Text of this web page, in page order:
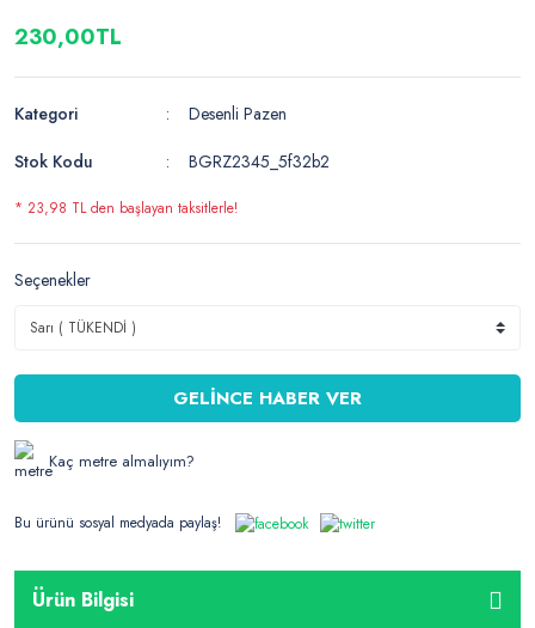
230,00TL
Kategori
Desenli Pazen
Stok Kodu
BGRZ2345_5f32b2
* 23,98 TL den başlayan taksitlerle!
Seçenekler
GELİNCE HABER VER
Kaç metre almalıyım?
Bu ürünü sosyal medyada paylaş!
Ürün Bilgisi